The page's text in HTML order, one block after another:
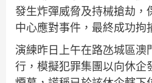
發生炸彈威脅及持械搶劫，
中心應對事件，最終成功拘
演練昨日上午在路氹城區澳
行，模擬犯罪集團以向休企